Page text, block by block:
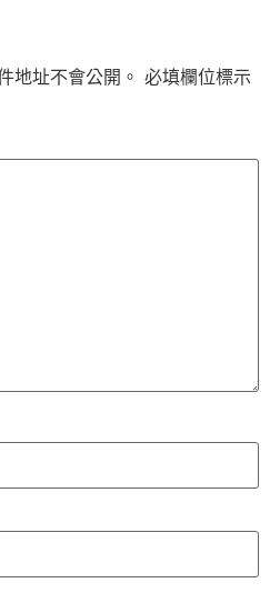
地址不會公開。 必填欄位標示